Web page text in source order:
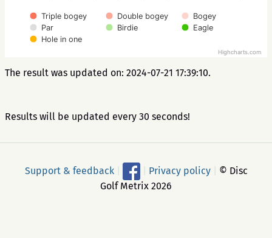
Triple bogey Double bogey
Bogey
Par
Birdie
Eagle
Hole in one
Highcharts.com
The result was updated on: 2024-07-21 17:39:10.
Results will be updated every 30 seconds!
Support & feedback Privacy policy
© Disc
Golf Metrix 2026